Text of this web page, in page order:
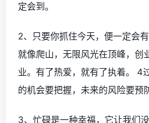
定会到。
2、只要你抓住今天，便一定会
就像爬山，无限风光在顶峰，创
业。有了热爱，就有了执着。 4
的机会要把握，未来的风险要预
3、忙碌是一种幸福，它让我们